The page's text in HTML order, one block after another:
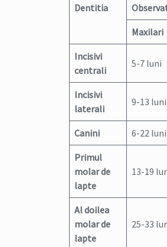
Dentitia
Maxilari
Incisivi
centrali
5-7 luni
Incisivi
laterali
9-13 luni
Canini 6-22 luni
Primul
molar de
lapte
13-19
Al doilea
molar de
lapte
25-33